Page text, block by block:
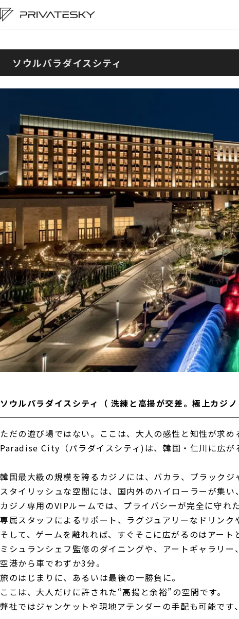
ソウルパラダイスシティ
ソウルパラダイスシティ （ 洗練と高揚が交差。極上カジノ
ただの遊び場ではない。ここは、大人の感性と知性が求
Paradise City（パラダイスシティ)は、韓国・仁川に広が
韓国最大級の規模を誇るカジノには、バカラ、ブラック
スタイリッシュな空間には、国内外のハイローラーが集
カジノ専用のVIPルームでは、プライバシーが完全に守れ
専属スタッフによるサポート、ラグジュアリーなドリン
そして、ゲームを離れれば、すぐそこに広がるのはアート
ミシュランシェフ監修のダイニングや、アートギャラリ
空港から車でわずか3分。
旅のはじまりに、あるいは最後の一勝負に。
ここは、大人だけに許された“高揚と余裕”の空間です。
弊社ではジャンケットや現地アテンダーの手配も可能です